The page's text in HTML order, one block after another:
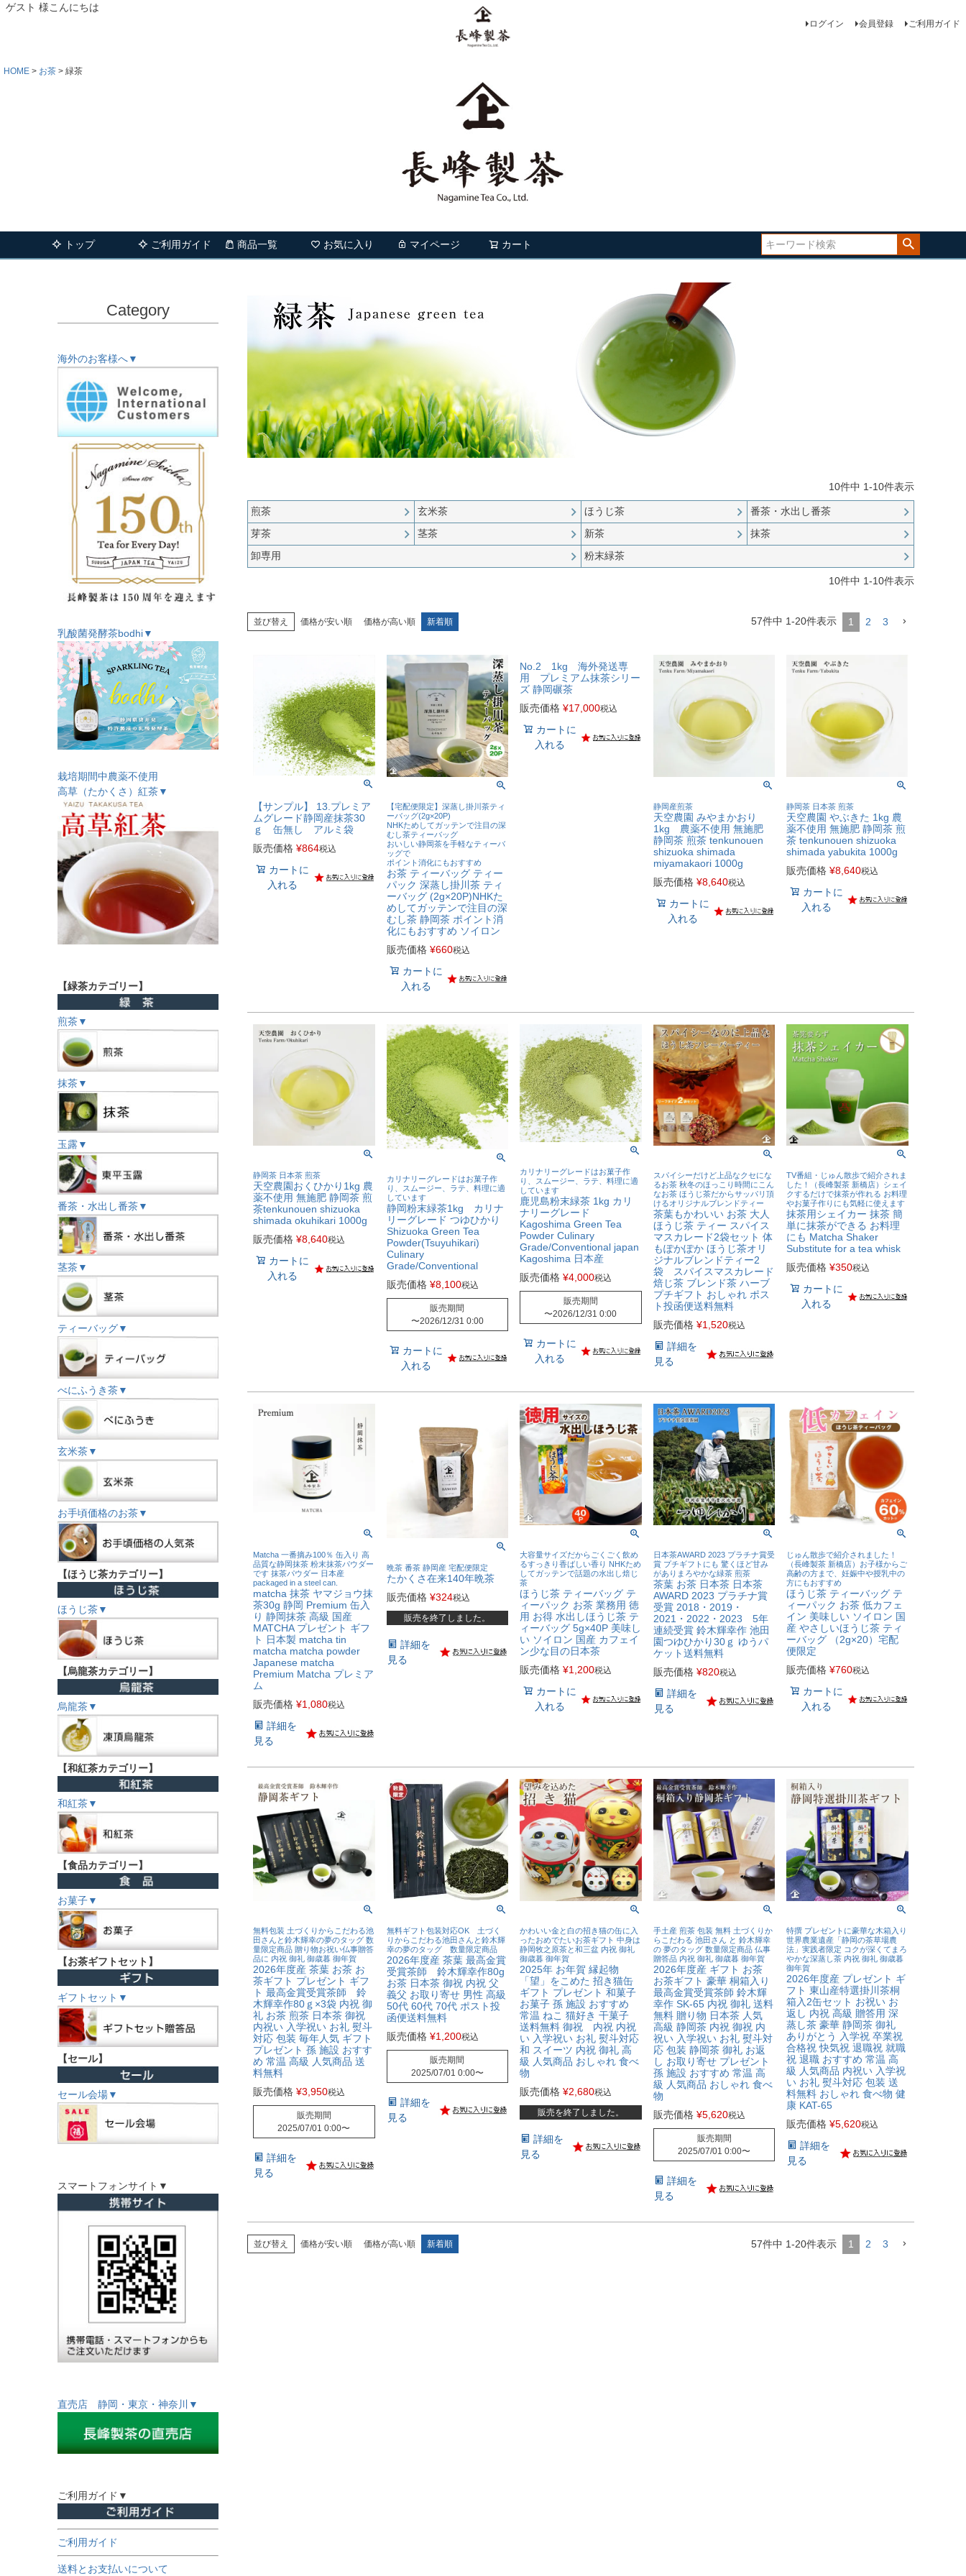
ゲスト 様こんにちは
ログイン 会員登録 ご利用ガイド
HOME お茶 緑茶
トップ ご利用ガイド 商品一覧 お気に入り マイページ カート
Category
海外のお客様へ▼
乳酸菌発酵茶bodhi▼
栽培期間中農薬不使用
高草（たかくさ）紅茶▼
【緑茶カテゴリー】
煎茶▼
抹茶▼
玉露▼
番茶・水出し番茶▼
茎茶▼
ティーバッグ▼
べにふうき茶▼
玄米茶▼
お手頃価格のお茶▼
【ほうじ茶カテゴリー】
ほうじ茶▼
【烏龍茶カテゴリー】
烏龍茶▼
【和紅茶カテゴリー】
和紅茶▼
【食品カテゴリー】
お菓子▼
【お茶ギフトセット】
ギフトセット▼
【セール】
セール会場▼
スマートフォンサイト▼
直売店 静岡・東京・神奈川▼
ご利用ガイド▼
ご利用ガイド
送料とお支払いについて
10件中 1-10件表示
煎茶 玄米茶 ほうじ茶
番茶・水出し番茶
芽茶
茎茶 新茶
抹茶
卸専用
粉末緑茶
10件中 1-10件表示
並び替え 価格が安い順 価格が高い順 新着順 57件中 1-20件表示 1 2 3
【サンプル】 13.プレミア
ムグレード静岡産抹茶30
ｇ 缶無し アルミ袋
販売価格 ¥864税込
カートに
入れる
【宅配便限定】深蒸し掛川茶ティ
ーバッグ(2g×20P)
NHKためしてガッテンで注目の深
むし茶ティーバッグ
おいしい静岡茶を手軽なティーバ
ッグで
ポイント消化にもおすすめ
お茶 ティーバッグ ティー
パック 深蒸し掛川茶 ティ
ーバッグ (2g×20P)NHKた
めしてガッテンで注目の深
むし茶 静岡茶 ポイント消
化にもおすすめ ソイロン
販売価格 ¥660税込
カートに
入れる
No.2 1kg 海外発送専
用 プレミアム抹茶シリー
ズ 静岡碾茶
販売価格 ¥17,000税込
カートに
入れる
静岡産煎茶
天空農園 みやまかおり
1kg 農薬不使用 無施肥
静岡茶 煎茶 tenkunouen
shizuoka shimada
miyamakaori 1000g
販売価格 ¥8,640税込
カートに
入れる
静岡茶 日本茶 煎茶
天空農園 やぶきた 1kg 農
薬不使用 無施肥 静岡茶 煎
茶 tenkunouen shizuoka
shimada yabukita 1000g
販売価格 ¥8,640税込
カートに
入れる
静岡茶 日本茶 煎茶
天空農園おくひかり1kg 農
薬不使用 無施肥 静岡茶 煎
茶tenkunouen shizuoka
shimada okuhikari 1000g
販売価格 ¥8,640税込
カートに
入れる
カリナリーグレードはお菓子作
り、スムージー、ラテ、料理に適
しています
静岡粉末緑茶1kg カリナ
リーグレード つゆひかり
Shizuoka Green Tea
Powder(Tsuyuhikari)
Culinary
Grade/Conventional
販売価格 ¥8,100税込
販売期間
〜2026/12/31 0:00
カートに
入れる
カリナリーグレードはお菓子作
り、スムージー、ラテ、料理に適
しています
鹿児島粉末緑茶 1kg カリ
ナリーグレード
Kagoshima Green Tea
Powder Culinary
Grade/Conventional japan
Kagoshima 日本産
販売価格 ¥4,000税込
販売期間
〜2026/12/31 0:00
カートに
入れる
スパイシーだけど上品なクセにな
るお茶 秋冬のほっこり時間にこん
なお茶 ほうじ茶だからサッパリ頂
けるオリジナルブレンドティー
茶葉もかわいい お茶 大人
ほうじ茶 ティー スパイス
マスカレード2袋セット 体
もぽかぽか ほうじ茶オリ
ジナルブレンドティー2
袋 スパイスマスカレード
焙じ茶 ブレンド茶 ハーブ
プチギフト おしゃれ ポス
ト投函便送料無料
販売価格 ¥1,520税込
詳細を
見る
TV番組・じゅん散歩で紹介されま
した！（長峰製茶 新橋店）シェイ
クするだけで抹茶が作れる お料理
やお菓子作りにも気軽に使えます
抹茶用シェイカー 抹茶 簡
単に抹茶ができる お料理
にも Matcha Shaker
Substitute for a tea whisk
販売価格 ¥350税込
カートに
入れる
Matcha 一番摘み100％ 缶入り 高
品質な静岡抹茶 粉末抹茶パウダー
です 抹茶パウダー 日本産
packaged in a steel can.
matcha 抹茶 ヤマジョウ抹
茶30g 静岡 Premium 缶入
り 静岡抹茶 高級 国産
MATCHA プレゼント ギフ
ト 日本製 matcha tin
matcha matcha powder
Japanese matcha
Premium Matcha プレミア
ム
販売価格 ¥1,080税込
詳細を
見る
晩茶 番茶 静岡産 宅配便限定
たかくさ在来140年晩茶
販売価格 ¥324税込
販売を終了しました。
詳細を
見る
大容量サイズだからごくごく飲め
るすっきり香ばしい香り NHKため
してガッテンで話題の水出し焙じ
茶
ほうじ茶 ティーバッグ テ
ィーパック お茶 業務用 徳
用 お得 水出しほうじ茶 テ
ィーバッグ 5g×40P 美味し
い ソイロン 国産 カフェイ
ン少な目の日本茶
販売価格 ¥1,200税込
カートに
入れる
日本茶AWARD 2023 プラチナ賞受
賞 プチギフトにも 驚くほど甘み
がありまろやかな緑茶 煎茶
茶葉 お茶 日本茶 日本茶
AWARD 2023 プラチナ賞
受賞 2018・2019・
2021・2022・2023 5年
連続受賞 鈴木輝幸作 池田
園つゆひかり30ｇ ゆうパ
ケット送料無料
販売価格 ¥820税込
詳細を
見る
じゅん散歩で紹介されました！
（長峰製茶 新橋店）お子様からご
高齢の方まで、妊娠中や授乳中の
方にもおすすめ
ほうじ茶 ティーバッグ テ
ィーパック お茶 低カフェ
イン 美味しい ソイロン 国
産 やさしいほうじ茶 ティ
ーバッグ （2g×20）宅配
便限定
販売価格 ¥760税込
カートに
入れる
無料包装 土づくりからこだわる池
田さんと鈴木輝幸の夢のタッグ 数
量限定商品 贈り物お祝い仏事贈答
品に 内祝 御礼 御歳暮 御年賀
2026年度産 茶葉 お茶 お
茶ギフト プレゼント ギフ
ト 最高金賞受賞茶師 鈴
木輝幸作80ｇ×3袋 内祝 御
礼 お茶 煎茶 日本茶 御祝
内祝い 入学祝い お礼 熨斗
対応 包装 毎年人気 ギフト
プレゼント 孫 施設 おすす
め 常温 高級 人気商品 送
料無料
販売価格 ¥3,950税込
販売期間
2025/07/01 0:00〜
詳細を
見る
無料ギフト包装対応OK 土づく
りからこだわる池田さんと鈴木輝
幸の夢のタッグ 数量限定商品
2026年度産 茶葉 最高金賞
受賞茶師 鈴木輝幸作80g
お茶 日本茶 御祝 内祝 父
義父 お取り寄せ 男性 高級
50代 60代 70代 ポスト投
函便送料無料
販売価格 ¥1,200税込
販売期間
2025/07/01 0:00〜
詳細を
見る
かわいい金と白の招き猫の缶に入
ったおめでたいお茶ギフト 中身は
静岡牧之原茶と和三盆 内祝 御礼
御歳暮 御年賀
2025年 お年賀 縁起物
「望」をこめた 招き猫缶
ギフト プレゼント 和菓子
お菓子 孫 施設 おすすめ
常温 ねこ 猫好き 干菓子
送料無料 御祝 内祝 内祝
い 入学祝い お礼 熨斗対応
和 スイーツ 内祝 御礼 高
級 人気商品 おしゃれ 食べ
物
販売価格 ¥2,680税込
販売を終了しました。
詳細を
見る
手土産 煎茶 包装 無料 土づくりか
らこだわる 池田さん と 鈴木輝幸
の 夢のタッグ 数量限定商品 仏事
贈答品 内祝 御礼 御歳暮 御年賀
2026年度産 ギフト お茶
お茶ギフト 豪華 桐箱入り
最高金賞受賞茶師 鈴木輝
幸作 SK-65 内祝 御礼 送料
無料 贈り物 日本茶 人気
高級 静岡茶 内祝 御祝 内
祝い 入学祝い お礼 熨斗対
応 包装 静岡茶 御礼 お返
し お取り寄せ プレゼント
孫 施設 おすすめ 常温 高
級 人気商品 おしゃれ 食べ
物
販売価格 ¥5,620税込
販売期間
2025/07/01 0:00〜
詳細を
見る
特撰 プレゼントに豪華な木箱入り
世界農業遺産「静岡の茶草場農
法」実践者限定 コクが深くてまろ
やかな深蒸し茶 内祝 御礼 御歳暮
御年賀
2026年度産 プレゼント ギ
フト 東山産特選掛川茶桐
箱入2缶セット お祝い お
返し 内祝 高級 贈答用 深
蒸し茶 豪華 静岡茶 御礼
ありがとう 入学祝 卒業祝
合格祝 快気祝 退職祝 就職
祝 退職 おすすめ 常温 高
級 人気商品 内祝い 入学祝
い お礼 熨斗対応 包装 送
料無料 おしゃれ 食べ物 健
康 KAT-65
販売価格 ¥5,620税込
詳細を
見る
並び替え 価格が安い順 価格が高い順 新着順 57件中 1-20件表示 1 2 3